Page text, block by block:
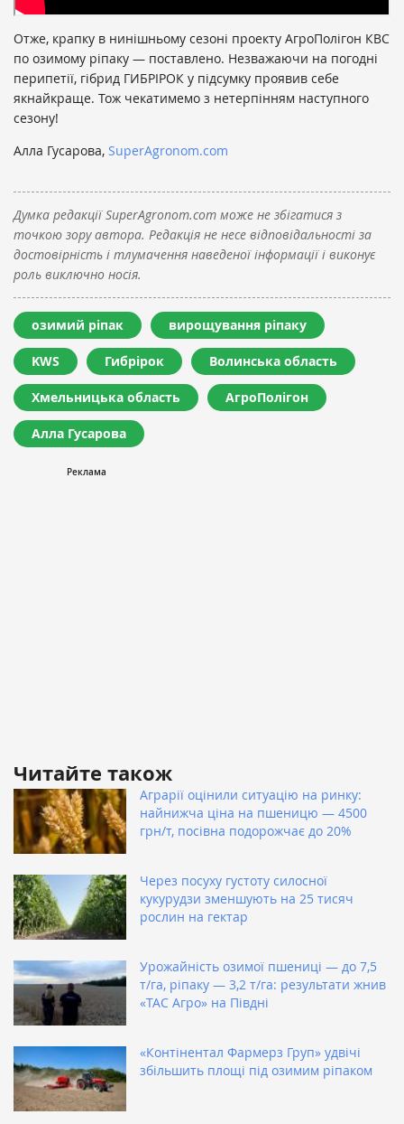
Отже, крапку в нинішньому сезоні проекту АгроПолігон КВС
по озимому ріпаку — поставлено. Незважаючи на погодні
перипетії, гібрид ГИБРІРОК у підсумку проявив себе
якнайкраще. Тож чекатимемо з нетерпінням наступного
сезону!
Алла Гусарова, SuperAgronom.com
Думка редакції SuperAgronom.com може не збігатися з
точкою зору автора. Редакція не несе відповідальності за
достовірність і тлумачення наведеної інформації і виконує
роль виключно носія.
озимий ріпак вирощування ріпаку
KWS Гибрірок Волинська область
Хмельницька область АгроПолігон
Алла Гусарова
Читайте також
Аграрії оцінили ситуацію на ринку:
найнижча ціна на пшеницю — 4500
грн/т, посівна подорожчає до 20%
Через посуху густоту силосної
кукурудзи зменшують на 25 тисяч
рослин на гектар
Урожайність озимої пшениці — до 7,5
т/га, ріпаку — 3,2 т/га: результати жнив
«ТАС Агро» на Півдні
«Контінентал Фармерз Груп» удвічі
збільшить площі під озимим ріпаком